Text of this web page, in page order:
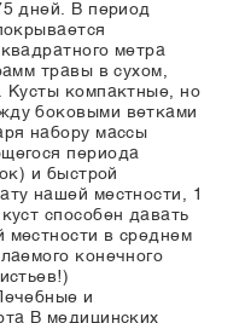
дней. В период
метра
травы в сухом,
Кусты компактные, но
боковыми ветками
набору массы
периода
и быстрой
нашей местности, 1
способен давать
в среднем
конечного
и
В медицинских